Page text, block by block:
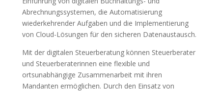
Abrechnungssystemen, die Automatisierung
wiederkehrender Aufgaben und die Implementierung
von Cloud-Lösungen für den sicheren Datenaustausch.
Mit der digitalen Steuerberatung können Steuerberater
und Steuerberaterinnen eine flexible und
ortsunabhängige Zusammenarbeit mit ihren
Mandanten ermöglichen. Durch den Einsatz von